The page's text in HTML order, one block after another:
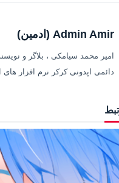
Admin Amir (ادمین)
امیر محمد سیامکی ، بلاگر و
دائمی اپدونی کرکر نرم افزار های